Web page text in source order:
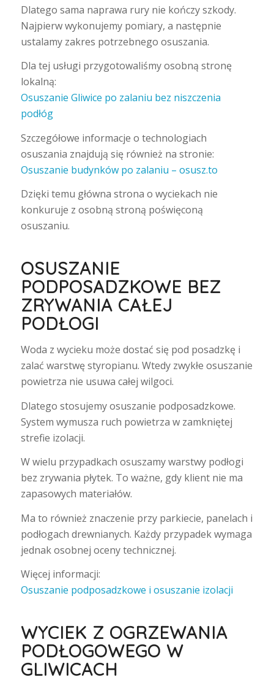
Dlatego sama naprawa rury nie kończy szkody.
Najpierw wykonujemy pomiary, a następnie
ustalamy zakres potrzebnego osuszania.
Dla tej usługi przygotowaliśmy osobną stronę
lokalną:
Osuszanie Gliwice po zalaniu bez niszczenia
podłóg
Szczegółowe informacje o technologiach
osuszania znajdują się również na stronie:
Osuszanie budynków po zalaniu – osusz.to
Dzięki temu główna strona o wyciekach nie
konkuruje z osobną stroną poświęconą
osuszaniu.
OSUSZANIE
PODPOSADZKOWE BEZ
ZRYWANIA CAŁEJ
PODŁOGI
Woda z wycieku może dostać się pod posadzkę i
zalać warstwę styropianu. Wtedy zwykłe osuszanie
powietrza nie usuwa całej wilgoci.
Dlatego stosujemy osuszanie podposadzkowe.
System wymusza ruch powietrza w zamkniętej
strefie izolacji.
W wielu przypadkach osuszamy warstwy podłogi
bez zrywania płytek. To ważne, gdy klient nie ma
zapasowych materiałów.
Ma to również znaczenie przy parkiecie, panelach i
podłogach drewnianych. Każdy przypadek wymaga
jednak osobnej oceny technicznej.
Więcej informacji:
Osuszanie podposadzkowe i osuszanie izolacji
WYCIEK Z OGRZEWANIA
PODŁOGOWEGO W
GLIWICACH